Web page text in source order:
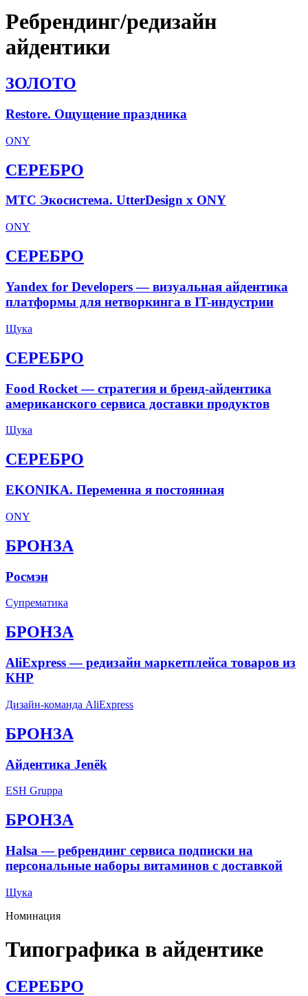
Ребрендинг/редизайн
айдентики
ЗОЛОТО
Restore. Ощущение праздника
ONY
СЕРЕБРО
МТС Экосистема. UtterDesign x ONY
ONY
СЕРЕБРО
Yandex for Developers — визуальная айдентика
платформы для нетворкинга в IT-индустрии
Щука
СЕРЕБРО
Food Rocket — стратегия и бренд-айдентика
американского сервиса доставки продуктов
Щука
СЕРЕБРО
EKONIKA. Переменна я постоянная
ONY
БРОНЗА
Росмэн
Супрематика
БРОНЗА
AliExpress — редизайн маркетплейса товаров из
КНР
Дизайн-команда AliExpress
БРОНЗА
Айдентика Jenёk
ESH Gruppa
БРОНЗА
Halsa — ребрендинг сервиса подписки на
персональные наборы витаминов с доставкой
Щука
Номинация
Типографика в айдентике
СЕРЕБРО